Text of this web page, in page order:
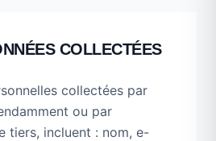
COLLECTÉES
collectées par
ou par
tiers, incluent : nom, e-